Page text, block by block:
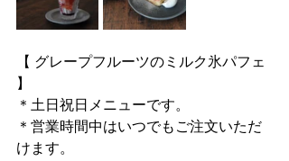
【 グレープフルーツのミルク氷パフェ
】
＊土日祝日メニューです。
＊営業時間中はいつでもご注文いただ
けます。